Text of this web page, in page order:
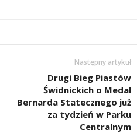
Następny artykuł
Drugi Bieg Piastów
Świdnickich o Medal
Bernarda Statecznego już
za tydzień w Parku
Centralnym